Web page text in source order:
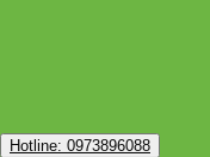
Hotline: 0973896088